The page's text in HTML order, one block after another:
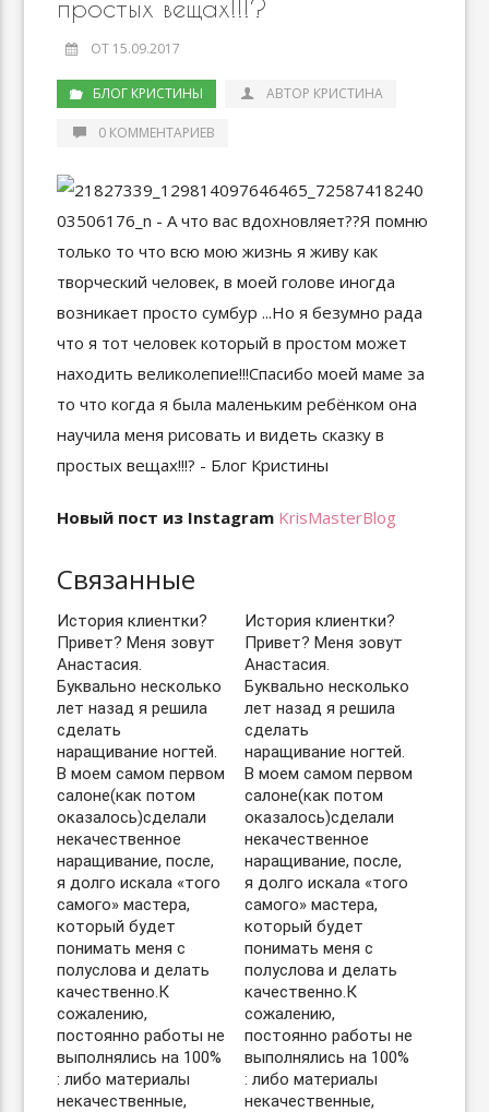
простых вещах!!!?
ОТ 15.09.2017
БЛОГ КРИСТИНЫ АВТОР КРИСТИНА
0 КОММЕНТАРИЕВ
Новый пост из Instagram KrisMasterBlog
Связанные
История клиентки?
Привет? Меня зовут
Анастасия.
Буквально несколько
лет назад я решила
сделать
наращивание ногтей.
В моем самом первом
салоне(как потом
оказалось)сделали
некачественное
наращивание, после,
я долго искала «того
самого» мастера,
который будет
понимать меня с
полуслова и делать
качественно.К
сожалению,
постоянно работы не
выполнялись на 100%
: либо материалы
некачественные,
История клиентки?
Привет? Меня зовут
Анастасия.
Буквально несколько
лет назад я решила
сделать
наращивание ногтей.
В моем самом первом
салоне(как потом
оказалось)сделали
некачественное
наращивание, после,
я долго искала «того
самого» мастера,
который будет
понимать меня с
полуслова и делать
качественно.К
сожалению,
постоянно работы не
выполнялись на 100%
: либо материалы
некачественные,